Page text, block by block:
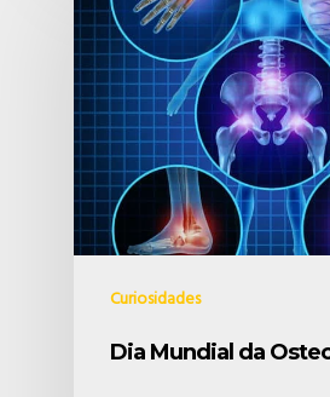
Curiosidades
Dia Mundial da